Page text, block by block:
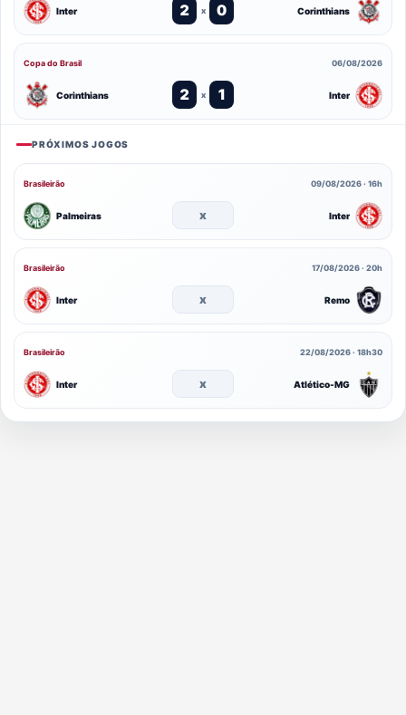
Inter 2 x 0 Corinthians
Copa do Brasil 06/08/2026
Corinthians 2 x 1 Inter
PRÓXIMOS JOGOS
Brasileirão 09/08/2026 · 16h
Palmeiras x Inter
Brasileirão 17/08/2026 · 20h
Inter x Remo
Brasileirão 22/08/2026 · 18h30
Inter x Atlético-MG